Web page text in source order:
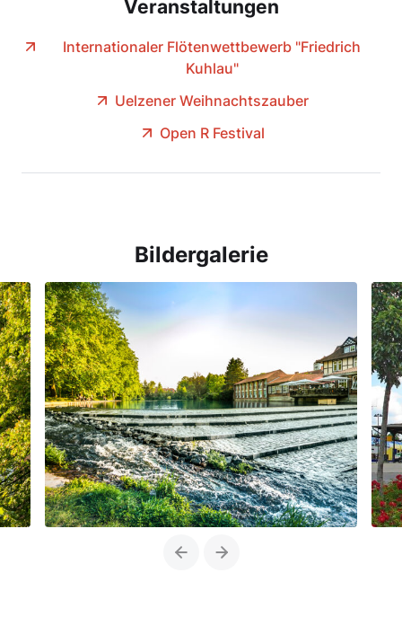
Veranstaltungen
Internationaler Flötenwettbewerb "Friedrich
Kuhlau"
Uelzener Weihnachtszauber
Open R Festival
Bildergalerie
PreviousNext